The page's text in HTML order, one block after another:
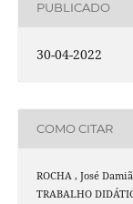
PUBLICADO
30-04-2022
COMO CITAR
ROCHA , José
TRABALHO